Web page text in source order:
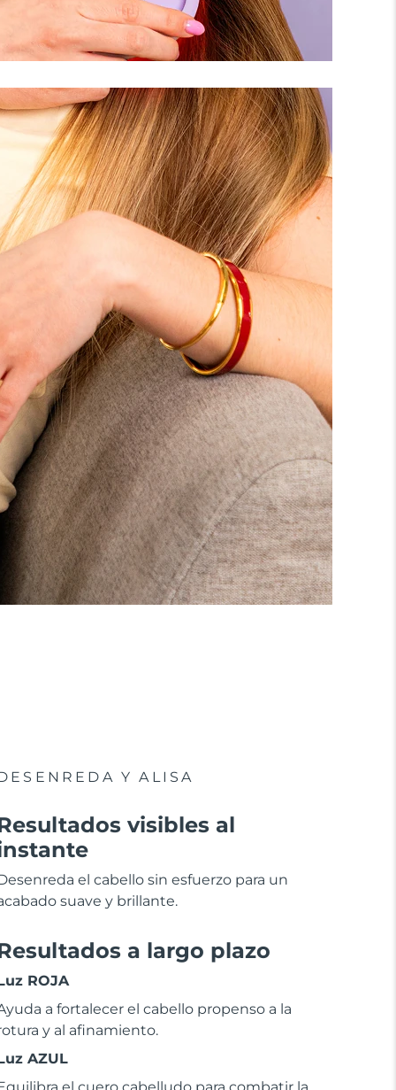
Y ALISA
visibles al
el cabello sin esfuerzo para un
suave y brillante.
a largo plazo
ROJA
a fortalecer el cabello propenso a la
y al afinamiento.
AZUL